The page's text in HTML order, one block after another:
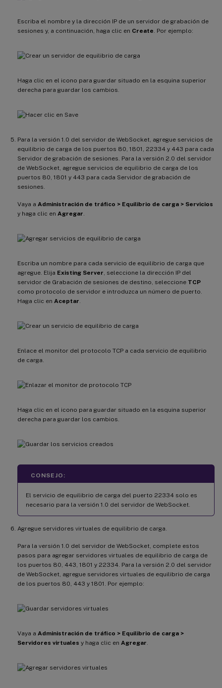
Escriba el nombre y la dirección IP de un servidor de grabación de
sesiones y, a continuación, haga clic en Create . Por ejemplo:
Haga clic en el icono para guardar situado en la esquina superior
derecha para guardar los cambios.
Para la versión 1.0 del servidor de WebSocket, agregue servicios de
equilibrio de carga de los puertos 80, 1801, 22334 y 443 para cada
Servidor de grabación de sesiones. Para la versión 2.0 del servidor
de WebSocket, agregue servicios de equilibrio de carga de los
puertos 80, 1801 y 443 para cada Servidor de grabación de
sesiones.
Vaya a Administración de tráfico > Equilibrio de carga > Servicios
y haga clic en Agregar
Escriba un nombre para cada servicio de equilibrio de carga que
agregue. Elija Existing Server , seleccione la dirección IP del
servidor de Grabación de sesiones de destino, seleccione TCP
como protocolo de servidor e introduzca un número de puerto.
Haga clic en Aceptar
Enlace el monitor del protocolo TCP a cada servicio de equilibrio
de carga.
Haga clic en el icono para guardar situado en la esquina superior
derecha para guardar los cambios.
CONSEJO:
El servicio de equilibrio de carga del puerto 22334 solo es
necesario para la versión 1.0 del servidor de WebSocket.
Agregue servidores virtuales de equilibrio de carga.
Para la versión 1.0 del servidor de WebSocket, complete estos
pasos para agregar servidores virtuales de equilibrio de carga de
los puertos 80, 443, 1801 y 22334. Para la versión 2.0 del servidor
de WebSocket, agregue servidores virtuales de equilibrio de carga
de los puertos 80, 443 y 1801. Por ejemplo:
Vaya a Administración de tráfico > Equilibrio de carga >
Servidores virtuales y haga clic en Agregar